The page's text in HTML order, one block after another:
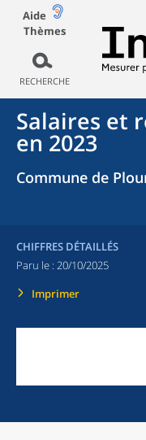
Aide
Thèmes
RECHERCHE
Salaires et
en 2023
Commune de
CHIFFRES DÉTAILLÉS
Paru le : 20/10/2025
Imprimer